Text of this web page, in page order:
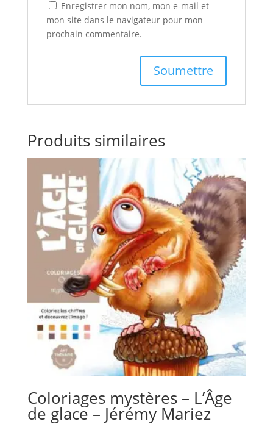
Enregistrer mon nom, mon e-mail et
mon site dans le navigateur pour mon
prochain commentaire.
Produits similaires
Coloriages mystères – L’Âge
de glace – Jérémy Mariez